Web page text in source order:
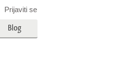
Blog
Prijaviti se